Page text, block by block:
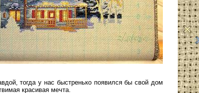
тогда у нас быстренько появился бы свой дом
красивая мечта.